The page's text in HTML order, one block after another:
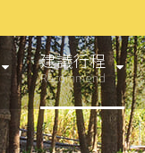
建議行程
Recommend